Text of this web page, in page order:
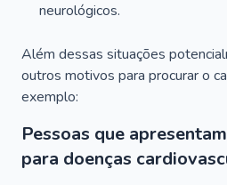
neurológicos.
Além dessas situações
outros motivos para procurar o
exemplo:
Pessoas que
para doenças